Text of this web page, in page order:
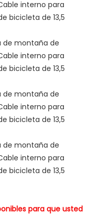
para que usted